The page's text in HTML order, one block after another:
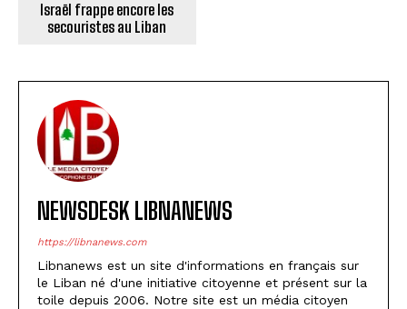
Israël frappe encore les
secouristes au Liban
NEWSDESK LIBNANEWS
https://libnanews.com
Libnanews est un site d'informations en français sur
le Liban né d'une initiative citoyenne et présent sur la
toile depuis 2006. Notre site est un média citoyen